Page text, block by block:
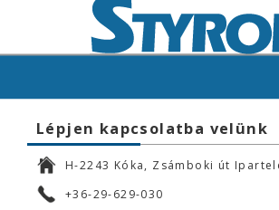
Lépjen kapcsolatba velünk
H-2243 Kóka, Zsámboki út
+36-29-629-030